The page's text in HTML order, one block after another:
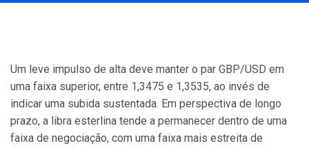
Um leve impulso de alta deve manter o par GBP/USD em
uma faixa superior, entre 1,3475 e 1,3535, ao invés de
indicar uma subida sustentada. Em perspectiva de longo
prazo, a libra esterlina tende a permanecer dentro de uma
faixa de negociação, com uma faixa mais estreita de